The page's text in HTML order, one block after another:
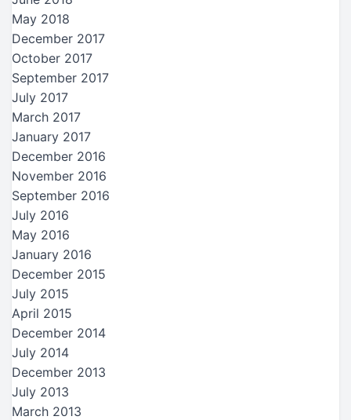
May 2018
December 2017
October 2017
September 2017
July 2017
March 2017
January 2017
December 2016
November 2016
September 2016
July 2016
May 2016
January 2016
December 2015
July 2015
April 2015
December 2014
July 2014
December 2013
July 2013
March 2013